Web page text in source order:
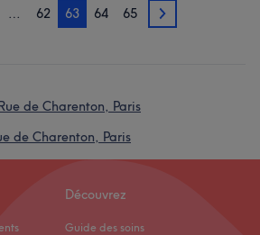
… 62 63 64 65 64
de Charenton, Paris
de Charenton, Paris
Découvrez
Guide des soins